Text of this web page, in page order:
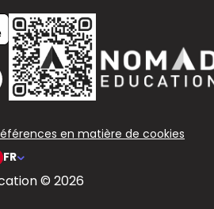
en matière de cookies
FR
© 2026